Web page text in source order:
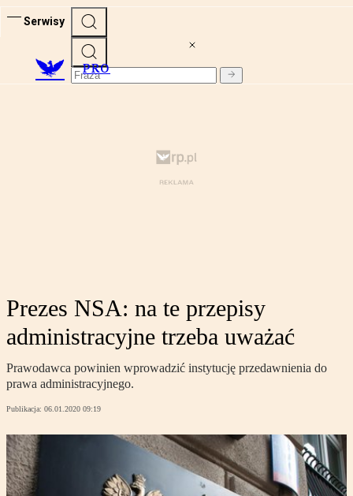
Serwisy
PRO
Prezes NSA: na te przepisy
administracyjne trzeba uważać
Prawodawca powinien wprowadzić instytucję przedawnienia do
prawa administracyjnego.
Publikacja: 06.01.2020 09:19